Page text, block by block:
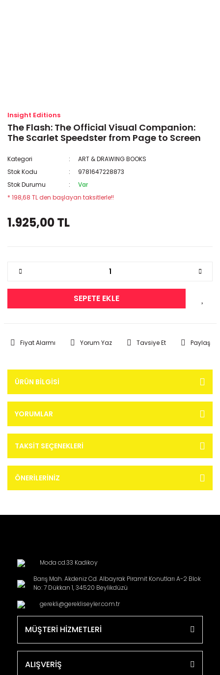
Insight Editions
The Flash: The Official Visual Companion:
The Scarlet Speedster from Page to Screen
Kategori
ART & DRAWING BOOKS
Stok Kodu
9781647228873
Stok Durumu
Var
* 198,68 TL den başlayan taksitlerle!!
1.925,00 TL
SEPETE EKLE
Fiyat Alarmı Yorum Yaz Tavsiye Et Paylaş
ÜRÜN BILGISI
YORUMLAR
TAKSIT SEÇENEKLERI
ÖNERILERINIZ
Moda cd.33 Kadikoy
Barış Mah. Akdeniz Cd. Albayrak Piramit Konutları A-2 Blok
No: 7 Dükkan 1, 34520 Beylikdüzü
gerekli@gerekliseyler.com.tr
MÜŞTERİ HİZMETLERİ
ALIŞVERİŞ